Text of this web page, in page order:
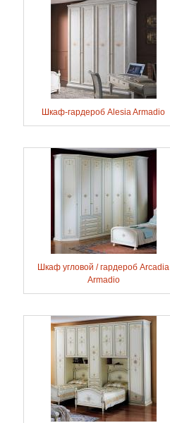
Шкаф-гардероб Alesia Armadio
Шкаф угловой / гардероб Arcadia
Armadio